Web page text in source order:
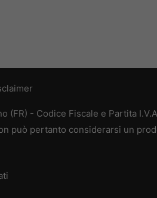
(FR) - Codice Fiscale e Partita
può pertanto considerarsi un